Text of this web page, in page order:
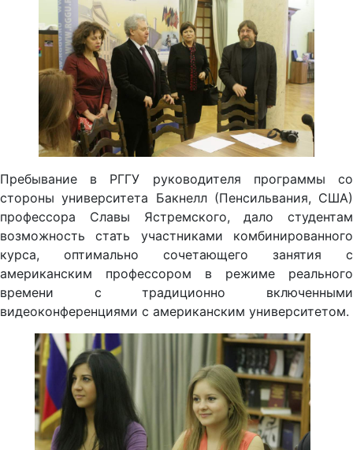
Пребывание в РГГУ руководителя программы со
стороны университета Бакнелл (Пенсильвания, США)
профессора Славы Ястремского, дало студентам
возможность стать участниками комбинированного
курса, оптимально сочетающего занятия с
американским профессором в режиме реального
времени с традиционно включенными
видеоконференциями с американским университетом.